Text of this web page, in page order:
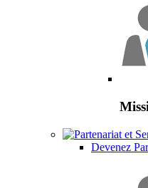
Devenez